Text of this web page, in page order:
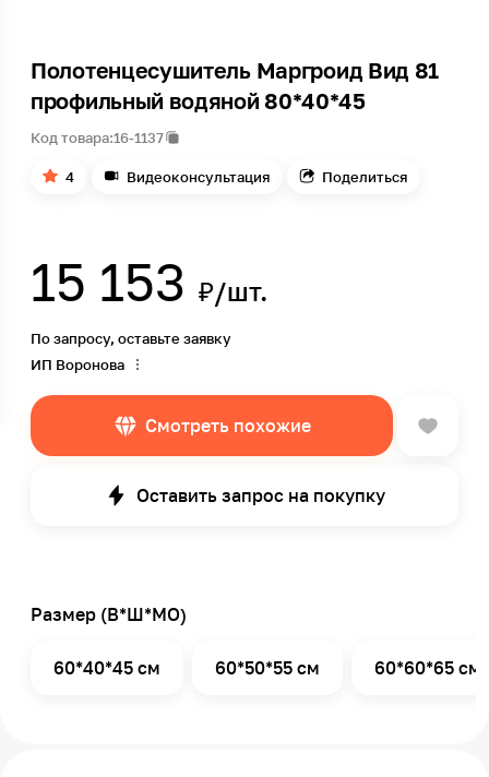
Полотенцесушитель Маргроид Вид 81
профильный водяной 80*40*45
Код товара:16-1137
4 Видеоконсультация Поделиться
15 153 ₽/шт.
По запросу, оставьте заявку
ИП Воронова
Смотреть похожие
Оставить запрос на покупку
Размер (В*Ш*МО)
60*40*45 см 60*50*55 см 60*60*65 см